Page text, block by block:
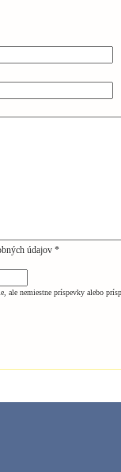
údajov *
ale nemiestne príspevky alebo